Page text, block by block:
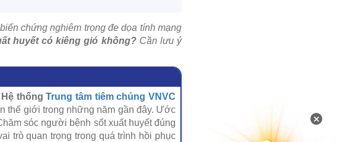
chứng nghiêm trọng đe dọa tính mạng
huyết có kiêng gió không?Cần lưu ý
Hệ thốngTrung tâm tiêm chủng VNVC
thế giới trong những năm gần đây. Ước
sóc người bệnh sốt xuất huyết đúng
trò quan trọng trong quá trình hồi phục
×